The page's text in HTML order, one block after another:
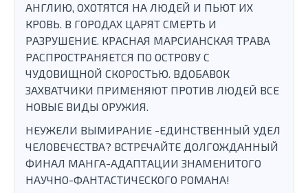
АНГЛИЮ, ОХОТЯТСЯ НА ЛЮДЕЙ И ПЬЮТ ИХ
КРОВЬ. В ГОРОДАХ ЦАРЯТ СМЕРТЬ И
РАЗРУШЕНИЕ. КРАСНАЯ МАРСИАНСКАЯ ТРАВА
РАСПРОСТРАНЯЕТСЯ ПО ОСТРОВУ С
ЧУДОВИЩНОЙ СКОРОСТЬЮ. ВДОБАВОК
ЗАХВАТЧИКИ ПРИМЕНЯЮТ ПРОТИВ ЛЮДЕЙ ВСЕ
НОВЫЕ ВИДЫ ОРУЖИЯ.
НЕУЖЕЛИ ВЫМИРАНИЕ -ЕДИНСТВЕННЫЙ УДЕЛ
ЧЕЛОВЕЧЕСТВА? ВСТРЕЧАЙТЕ ДОЛГОЖДАННЫЙ
ФИНАЛ МАНГА-АДАПТАЦИИ ЗНАМЕНИТОГО
НАУЧНО-ФАНТАСТИЧЕСКОГО РОМАНА!